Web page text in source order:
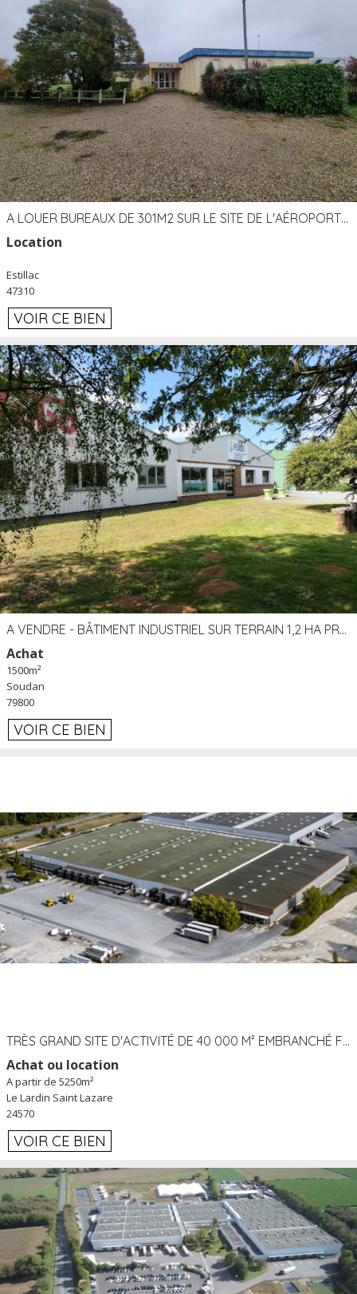
A LOUER BUREAUX DE 301M2 SUR LE SITE DE L'AÉROPORT AGEN LA GARENNE
Location
Estillac
47310
VOIR CE BIEN
A VENDRE - BÂTIMENT INDUSTRIEL SUR TERRAIN 1,2 HA PROCHE ÉCHANGEUR A10 - SOUDAN (79)
Achat
1500m²
Soudan
79800
VOIR CE BIEN
TRÈS GRAND SITE D'ACTIVITÉ DE 40 000 M² EMBRANCHÉ FER AU LARDIN SAINT LAZARE (24) PROCHE A89 À LOUER
Achat ou location
A partir de 5250m²
Le Lardin Saint Lazare
24570
VOIR CE BIEN